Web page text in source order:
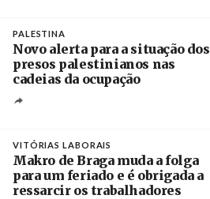
PALESTINA
Novo alerta para a situação dos
presos palestinianos nas
cadeias da ocupação
VITÓRIAS LABORAIS
Makro de Braga muda a folga
para um feriado e é obrigada a
ressarcir os trabalhadores